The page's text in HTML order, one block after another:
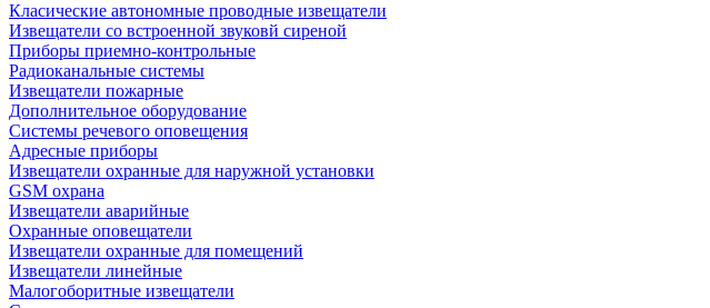
Класические автономные проводные извещатели
Извещатели со встроенной звуковй сиреной
Приборы приемно-контрольные
Радиоканальные системы
Извещатели пожарные
Дополнительное оборудование
Системы речевого оповещения
Адресные приборы
Извещатели охранные для наружной установки
GSM охрана
Извещатели аварийные
Охранные оповещатели
Извещатели охранные для помещений
Извещатели линейные
Малогоборитные извещатели